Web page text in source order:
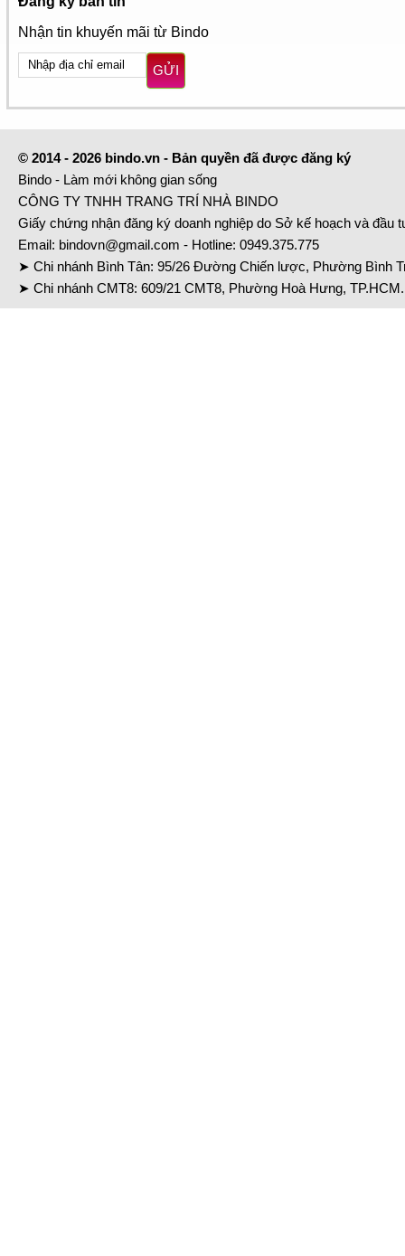
Nhận tin khuyến mãi từ Bindo
GỬI
© 2014 - 2026 bindo.vn - Bản quyền đã được đăng ký
Bindo - Làm mới không gian sống
CÔNG TY TNHH TRANG TRÍ NHÀ BINDO
Giấy chứng nhận đăng ký doanh nghiệp do Sở kế hoạch và đầu
Email: bindovn@gmail.com - Hotline: 0949.375.775
➤ Chi nhánh Bình Tân: 95/26 Đường Chiến lược, Phường Bình
➤ Chi nhánh CMT8: 609/21 CMT8, Phường Hoà Hưng,